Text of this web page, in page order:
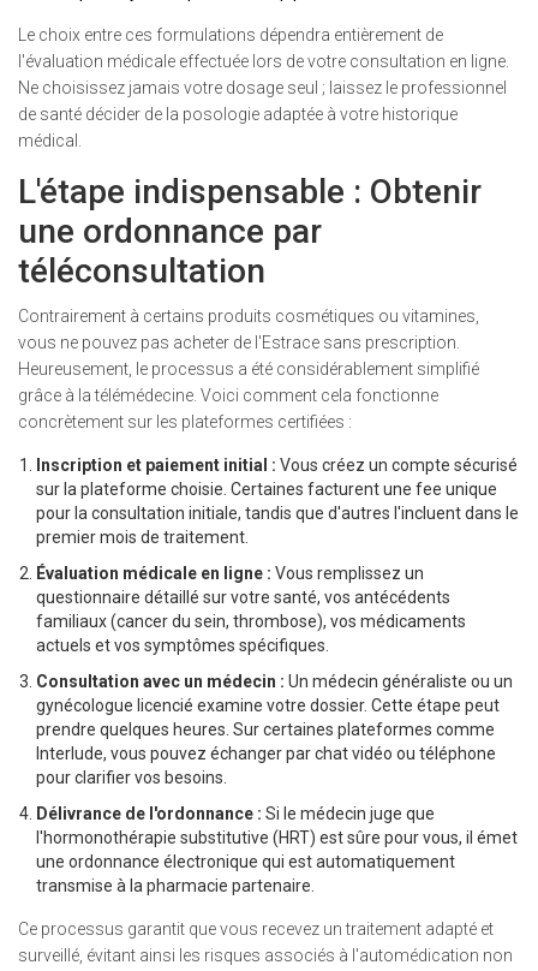
Le choix entre ces formulations dépendra entièrement de
l'évaluation médicale effectuée lors de votre consultation en ligne.
Ne choisissez jamais votre dosage seul ; laissez le professionnel
de santé décider de la posologie adaptée à votre historique
médical.
L'étape indispensable : Obtenir
une ordonnance par
téléconsultation
Contrairement à certains produits cosmétiques ou vitamines,
vous ne pouvez pas acheter de l'Estrace sans prescription.
Heureusement, le processus a été considérablement simplifié
grâce à la télémédecine. Voici comment cela fonctionne
concrètement sur les plateformes certifiées :
Inscription et paiement initial : Vous créez un compte sécurisé
sur la plateforme choisie. Certaines facturent une fee unique
pour la consultation initiale, tandis que d'autres l'incluent dans le
premier mois de traitement.
Évaluation médicale en ligne : Vous remplissez un
questionnaire détaillé sur votre santé, vos antécédents
familiaux (cancer du sein, thrombose), vos médicaments
actuels et vos symptômes spécifiques.
Consultation avec un médecin : Un médecin généraliste ou un
gynécologue licencié examine votre dossier. Cette étape peut
prendre quelques heures. Sur certaines plateformes comme
Interlude, vous pouvez échanger par chat vidéo ou téléphone
pour clarifier vos besoins.
Délivrance de l'ordonnance : Si le médecin juge que
l'hormonothérapie substitutive (HRT) est sûre pour vous, il émet
une ordonnance électronique qui est automatiquement
transmise à la pharmacie partenaire.
Ce processus garantit que vous recevez un traitement adapté et
surveillé, évitant ainsi les risques associés à l'automédication non